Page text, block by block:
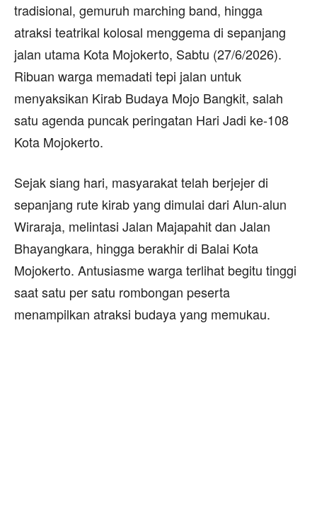
tradisional, gemuruh marching band, hingga
atraksi teatrikal kolosal menggema di sepanjang
jalan utama Kota Mojokerto, Sabtu (27/6/2026).
Ribuan warga memadati tepi jalan untuk
menyaksikan Kirab Budaya Mojo Bangkit, salah
satu agenda puncak peringatan Hari Jadi ke-108
Kota Mojokerto.
Sejak siang hari, masyarakat telah berjejer di
sepanjang rute kirab yang dimulai dari Alun-alun
Wiraraja, melintasi Jalan Majapahit dan Jalan
Bhayangkara, hingga berakhir di Balai Kota
Mojokerto. Antusiasme warga terlihat begitu tinggi
saat satu per satu rombongan peserta
menampilkan atraksi budaya yang memukau.